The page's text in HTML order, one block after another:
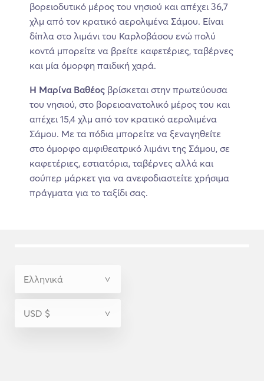
βορειοδυτικό μέρος του νησιού και απέχει 36,7
χλμ από τον κρατικό αερολιμένα Σάμου. Είναι
δίπλα στο λιμάνι του Καρλοβάσου ενώ πολύ
κοντά μπορείτε να βρείτε καφετέριες, ταβέρνες
και μία όμορφη παιδική χαρά.
Η Μαρίνα Βαθέος βρίσκεται στην πρωτεύουσα
του νησιού, στο βορειοανατολικό μέρος του και
απέχει 15,4 χλμ από τον κρατικό αερολιμένα
Σάμου. Με τα πόδια μπορείτε να ξεναγηθείτε
στο όμορφο αμφιθεατρικό λιμάνι της Σάμου, σε
καφετέριες, εστιατόρια, ταβέρνες αλλά και
σούπερ μάρκετ για να ανεφοδιαστείτε χρήσιμα
πράγματα για το ταξίδι σας.